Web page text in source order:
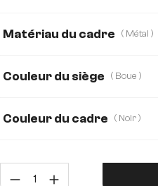
Matériau du cadre ( Métal )
Métal Acier inoxydable
Couleur du siège ( Boue )
Couleur du cadre ( Noir )
Quantité